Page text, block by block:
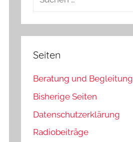
Seiten
Beratung und Begleitung
Bisherige Seiten
Datenschutzerklärung
Radiobeiträge